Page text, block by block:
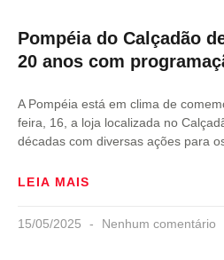
Pompéia do Calçadão
20 anos com
A Pompéia está em clima de
feira, 16, a loja localizada no
décadas com diversas ações para
LEIA MAIS
15/05/2025 Nenhum comentário